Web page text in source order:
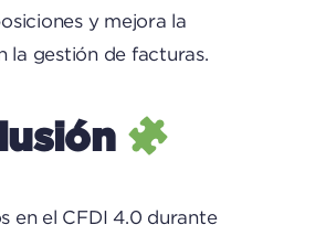
y mejora la
la gestión de facturas.
en el CFDI 4.0 durante